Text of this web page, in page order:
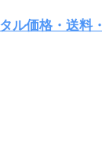
ル価格・送料・